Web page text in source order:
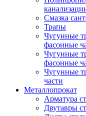
Смазка
Трапы
Чугунные
фасонные
Чугунные
фасонные
Чугунные
части
Металлопрокат
Арматура
Двутавры